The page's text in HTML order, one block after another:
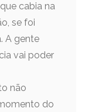
cabia na
se foi
A gente
vai poder
não
do